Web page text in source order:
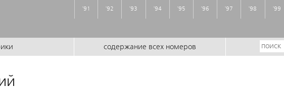
'91 '92 '93 '94 '95 '96 '97 '98 '99
содержание всех номеров